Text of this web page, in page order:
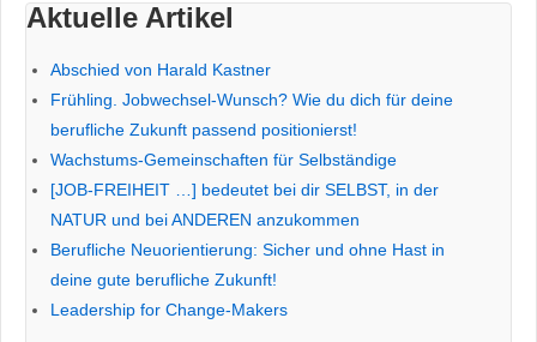
Aktuelle Artikel
Abschied von Harald Kastner
Frühling. Jobwechsel-Wunsch? Wie du dich für deine
berufliche Zukunft passend positionierst!
Wachstums-Gemeinschaften für Selbständige
[JOB-FREIHEIT …] bedeutet bei dir SELBST, in der
NATUR und bei ANDEREN anzukommen
Berufliche Neuorientierung: Sicher und ohne Hast in
deine gute berufliche Zukunft!
Leadership for Change-Makers